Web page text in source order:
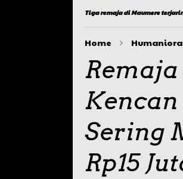
Tiga remaja di Maumere
Home Humaniora
Sering
Rp15